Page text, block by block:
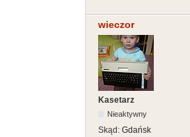
wieczor
Kasetarz
Nieaktywny
Skąd: Gdańsk